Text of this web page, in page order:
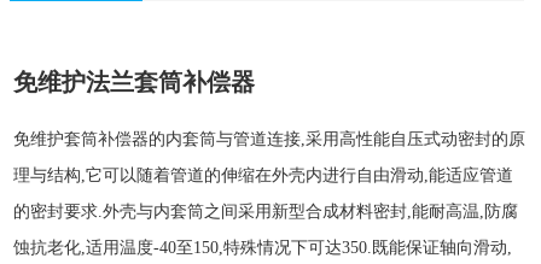
免维护法兰套筒补偿器
免维护套筒补偿器的内套筒与管道连接,采用高性能自压式动密封的原
理与结构,它可以随着管道的伸缩在外壳内进行自由滑动,能适应管道
的密封要求.外壳与内套筒之间采用新型合成材料密封,能耐高温,防腐
蚀抗老化,适用温度-40至150,特殊情况下可达350.既能保证轴向滑动,